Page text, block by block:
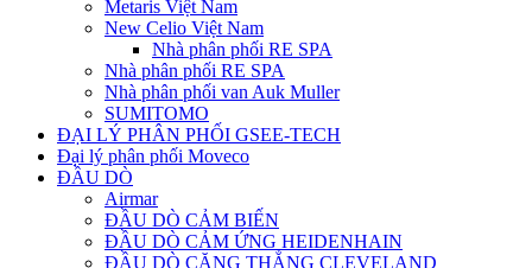
Metaris Việt Nam
New Celio Việt Nam
Nhà phân phối RE SPA
Nhà phân phối RE SPA
Nhà phân phối van Auk Muller
SUMITOMO
ĐẠI LÝ PHÂN PHỐI GSEE-TECH
Đại lý phân phối Moveco
ĐẦU DÒ
Airmar
ĐẦU DÒ CẢM BIẾN
ĐẦU DÒ CẢM ỨNG HEIDENHAIN
ĐẦU DÒ CĂNG THẲNG CLEVELAND